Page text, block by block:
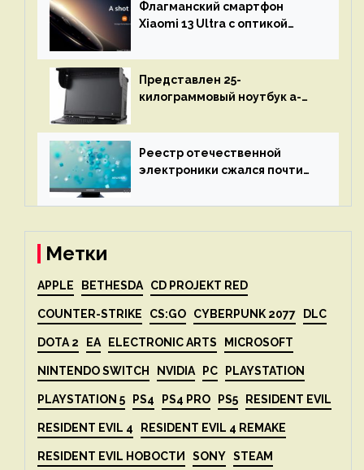
объяснит, что пошло не так
Флагманский смартфон
Xiaomi 13 Ultra с оптикой
представят 18 апреля
Представлен 25-
килограммовый ноутбук a-
до 3 Тбайт DDR5 и шесть
дисплеев
Реестр отечественной
электроники сжался почти
Метки
APPLE BETHESDA CD PROJEKT RED
COUNTER-STRIKE CS:GO CYBERPUNK 2077 DLC
DOTA 2 EA ELECTRONIC ARTS MICROSOFT
NINTENDO SWITCH NVIDIA PC PLAYSTATION
PLAYSTATION 5 PS4 PS4 PRO PS5 RESIDENT EVIL
RESIDENT EVIL 4 RESIDENT EVIL 4 REMAKE
RESIDENT EVIL НОВОСТИ SONY STEAM